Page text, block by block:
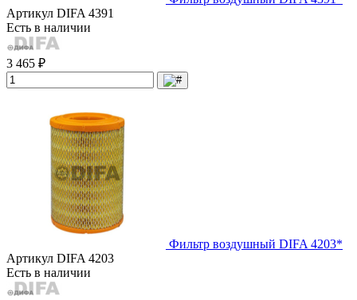
Артикул DIFA 4391
Есть в наличии
3 465 ₽
Фильтр воздушный DIFA 4203*
Артикул DIFA 4203
Есть в наличии